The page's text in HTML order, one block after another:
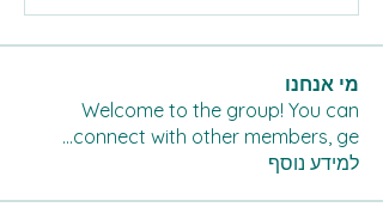
מי אנחנו
Welcome to the group! You can
connect with other members, ge
...
למידע נוסף